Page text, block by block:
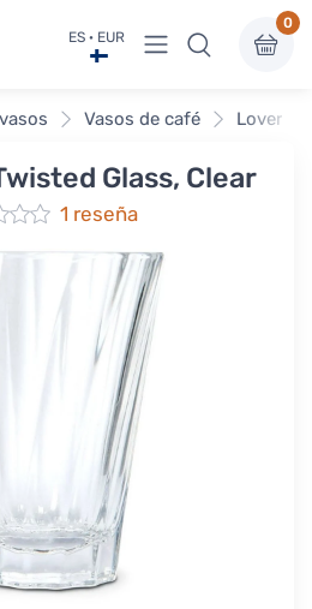
ES · EUR Ver menú
0
Vasos de café
Glass, Clear
1 reseña